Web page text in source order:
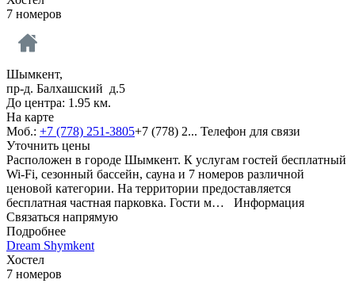
7 номеров
Шымкент,
пр-д. Балхашский д.5
До центра: 1.95 км.
На карте
Моб.: +7 (778) 251-3805+7 (778) 2... Телефон для связи
Уточнить цены
Расположен в городе Шымкент. К услугам гостей бесплатный
Wi-Fi, сезонный бассейн, сауна и 7 номеров различной
ценовой категории. На территории предоставляется
бесплатная частная парковка. Гости м… Информация
Связаться напрямую
Подробнее
Dream Shymkent
Хостел
7 номеров